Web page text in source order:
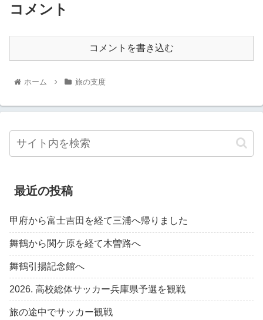
コメント
コメントを書き込む
ホーム 旅の支度
最近の投稿
甲府から富士吉田を経て三浦へ帰りました
舞鶴から関ケ原を経て木曽路へ
舞鶴引揚記念館へ
2026. 高校総体サッカー兵庫県予選を観戦
旅の途中でサッカー観戦